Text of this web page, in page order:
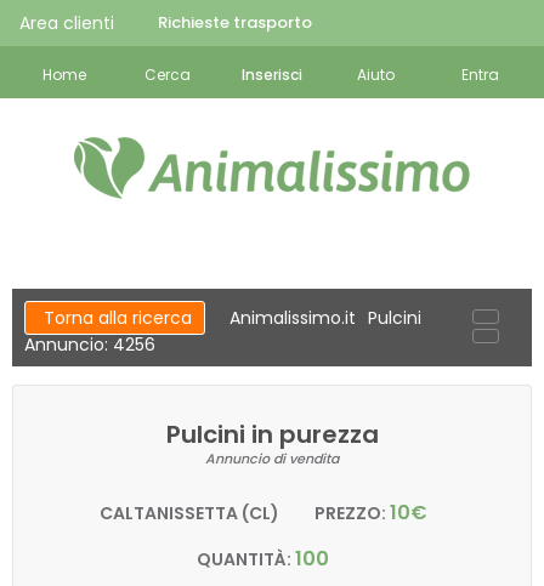
Area clienti Richieste trasporto
Home Cerca Inserisci Aiuto Entra
Torna alla ricerca Animalissimo.it Pulcini
Annuncio: 4256
Pulcini in purezza
Annuncio di vendita
CALTANISSETTA (CL) PREZZO: 10€
QUANTITÀ: 100